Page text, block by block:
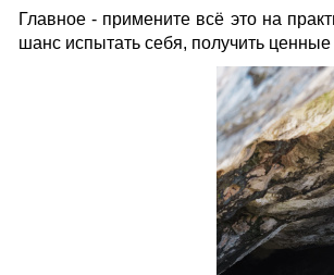
Главное - примените всё это на
шанс испытать себя, получить